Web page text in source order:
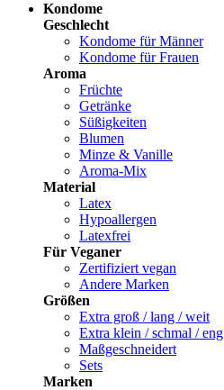
Kondome
Geschlecht
Kondome für Männer
Kondome für Frauen
Aroma
Früchte
Getränke
Süßigkeiten
Blumen
Minze & Vanille
Aroma-Mix
Material
Latex
Hypoallergen
Latexfrei
Für Veganer
Zertifiziert vegan
Andere Marken
Größen
Extra groß / lang / weit
Extra klein / schmal / eng
Maßgeschneidert
Sets
Marken